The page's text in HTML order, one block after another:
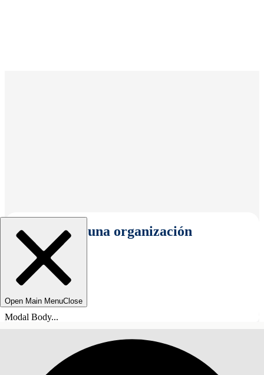
Seleccionar una organización
Open Main MenuClose
Modal Body...